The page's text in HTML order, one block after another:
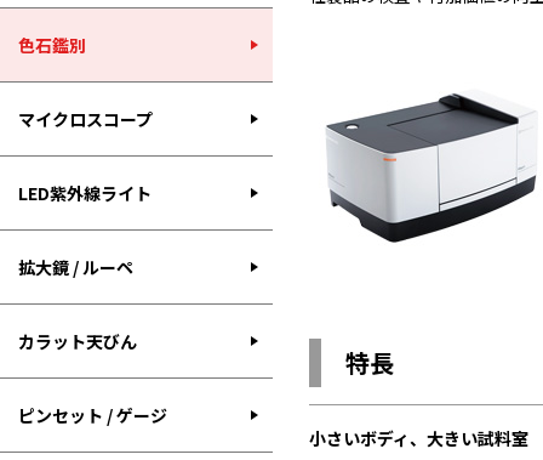
色石鑑別
マイクロスコープ
LED紫外線ライト
拡大鏡 / ルーペ
カラット天びん
ピンセット / ゲージ
特長
小さいボディ、大きい試料室